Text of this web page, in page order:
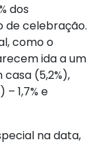
dos
de celebração.
como o
ida a um
casa (5,2%),
1,7% e
na data,